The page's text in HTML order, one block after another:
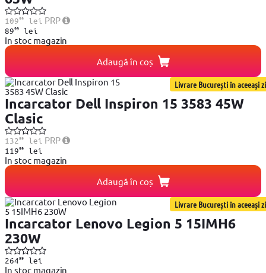
10999lei PRP
8999lei
In stoc magazin
Adaugă în coș
Livrare București în aceeași zi
Incarcator Dell Inspiron 15 3583 45W
Clasic
13299lei PRP
11999lei
In stoc magazin
Adaugă în coș
Livrare București în aceeași zi
Incarcator Lenovo Legion 5 15IMH6
230W
26499lei
In stoc magazin